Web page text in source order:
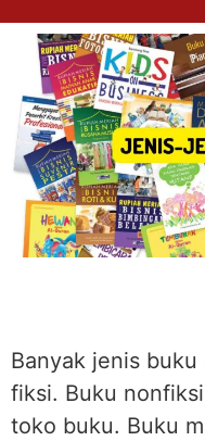
Banyak jenis
fiksi. Buku
toko buku. Buku